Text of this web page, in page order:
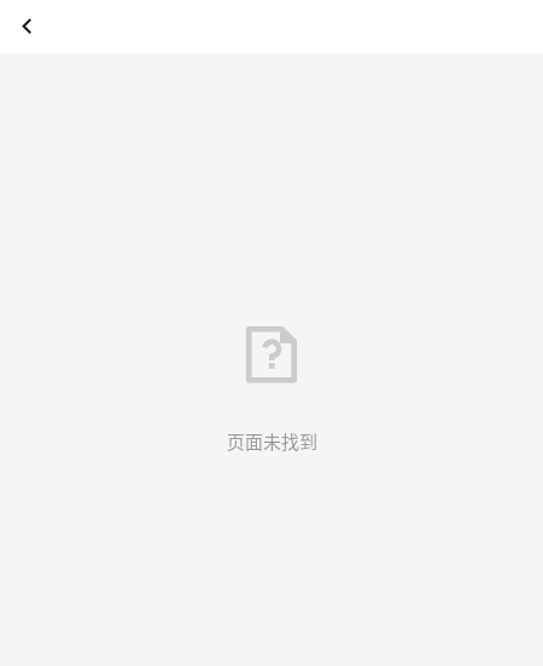
页面未找到